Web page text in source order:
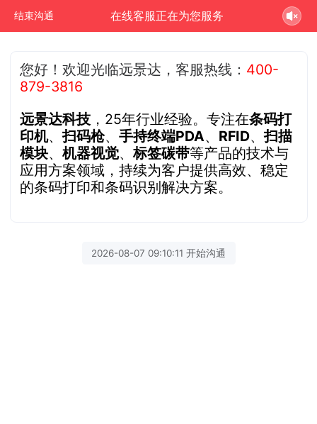
结束沟通 在线客服正在为您服务
您好！欢迎光临远景达，客服热线： 400-
879-3816
远景达科技 ，25年行业经验。专注在条码打
印机、扫码枪、手持终端PDA、 RFID、扫描
模块、机器视觉、标签碳带等产品的技术与
应用方案领域，持续为客户提供高效、稳定
的条码打印和条码识别解决方案。
2026-08-07 09:10:11 开始沟通